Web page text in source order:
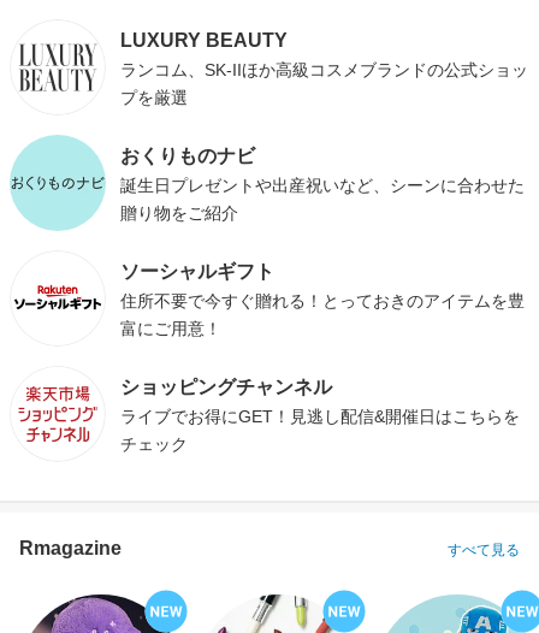
LUXURY BEAUTY
ランコム、SK-IIほか高級コスメブランドの公式ショッ
プを厳選
おくりものナビ
誕生日プレゼントや出産祝いなど、シーンに合わせた
贈り物をご紹介
ソーシャルギフト
住所不要で今すぐ贈れる！とっておきのアイテムを豊
富にご用意！
ショッピングチャンネル
ライブでお得にGET！見逃し配信&開催日はこちらを
チェック
Rmagazine すべて見る